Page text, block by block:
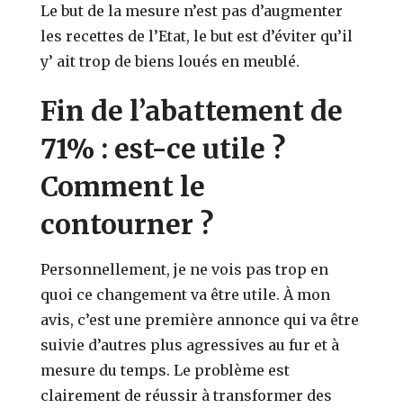
Le but de la mesure n’est pas d’augmenter
les recettes de l’Etat, le but est d’éviter qu’il
y’ ait trop de biens loués en meublé.
Fin de l’abattement de
71% : est-ce utile ?
Comment le
contourner ?
Personnellement, je ne vois pas trop en
quoi ce changement va être utile. À mon
avis, c’est une première annonce qui va être
suivie d’autres plus agressives au fur et à
mesure du temps. Le problème est
clairement de réussir à transformer des